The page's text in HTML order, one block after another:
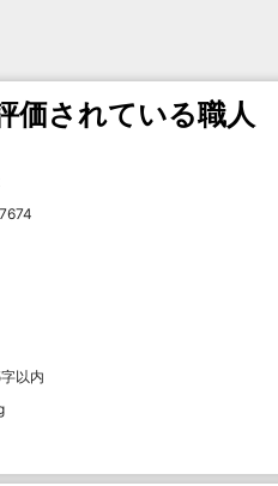
価されている職人
以内